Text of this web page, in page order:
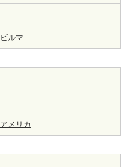
ビルマ
アメリカ